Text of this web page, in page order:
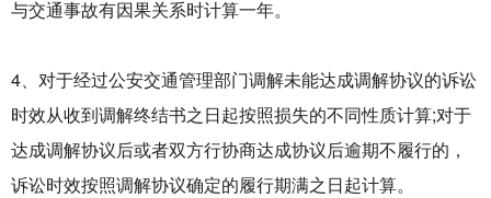
与交通事故有因果关系时计算一年。
4、对于经过公安交通管理部门调解未能达成调解协议的诉讼
时效从收到调解终结书之日起按照损失的不同性质计算;对于
达成调解协议后或者双方行协商达成协议后逾期不履行的，
诉讼时效按照调解协议确定的履行期满之日起计算。